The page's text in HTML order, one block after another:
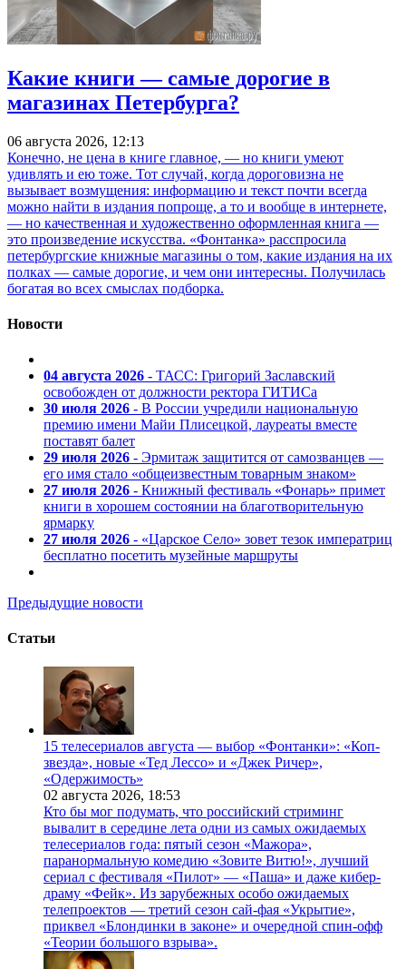
Какие книги — самые дорогие в
магазинах Петербурга?
06 августа 2026, 12:13
Конечно, не цена в книге главное, — но книги умеют
удивлять и ею тоже. Тот случай, когда дороговизна не
вызывает возмущения: информацию и текст почти всегда
можно найти в издания попроще, а то и вообще в интернете,
— но качественная и художественно оформленная книга —
это произведение искусства. «Фонтанка» расспросила
петербургские книжные магазины о том, какие издания на их
полках — самые дорогие, и чем они интересны. Получилась
богатая во всех смыслах подборка.
Новости
04 августа 2026 - ТАСС: Григорий Заславский
освобожден от должности ректора ГИТИСа
30 июля 2026 - В России учредили национальную
премию имени Майи Плисецкой, лауреаты вместе
поставят балет
29 июля 2026 - Эрмитаж защитится от самозванцев —
его имя стало «общеизвестным товарным знаком»
27 июля 2026 - Книжный фестиваль «Фонарь» примет
книги в хорошем состоянии на благотворительную
ярмарку
27 июля 2026 - «Царское Село» зовет тезок императриц
бесплатно посетить музейные маршруты
Предыдущие новости
Статьи
15 телесериалов августа — выбор «Фонтанки»: «Коп-
звезда», новые «Тед Лессо» и «Джек Ричер»,
«Одержимость»
02 августа 2026, 18:53
Кто бы мог подумать, что российский стриминг
вывалит в середине лета одни из самых ожидаемых
телесериалов года: пятый сезон «Мажора»,
паранормальную комедию «Зовите Витю!», лучший
сериал с фестиваля «Пилот» — «Паша» и даже кибер-
драму «Фейк». Из зарубежных особо ожидаемых
телепроектов — третий сезон сай-фая «Укрытие»,
приквел «Блондинки в законе» и очередной спин-офф
«Теории большого взрыва».